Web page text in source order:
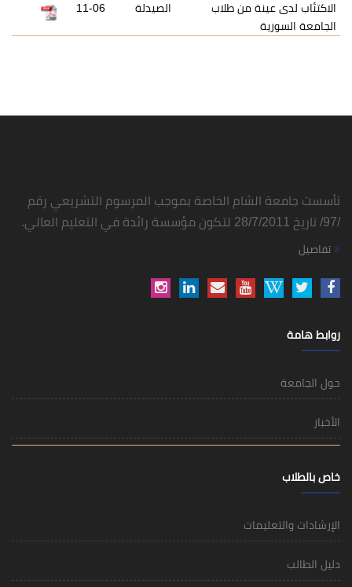
الاكتئاب لدى عينة من طلاب
الجامعة السورية
الصيدلة
11-06
تأسست جامعة الشام الخاصة بموجب المرسوم التشريعي رقم
/97/ تاريخ 28/7/2011 لتكون مؤسسة رائدة في التعليم العالي.
تفاصيل
روابط هامة
حول الجامعة
الأخبار
خاص بالطلاب
الإرشادات والتعليمات
دليل الطالب